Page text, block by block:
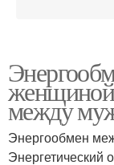
между
Энергообмен